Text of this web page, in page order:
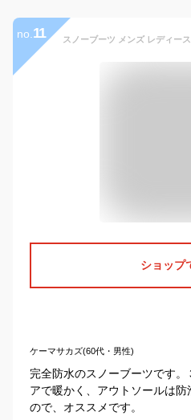
no. 11
ショップ
ケーマサカズ(60代・男性)
完全防水のスノーブーツです
アで暖かく、アウトソールは
ので、オススメです。